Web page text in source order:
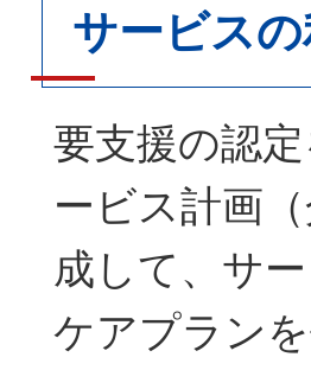
サービス
要支援の認
ービス計画
成して、サ
ケアプラン